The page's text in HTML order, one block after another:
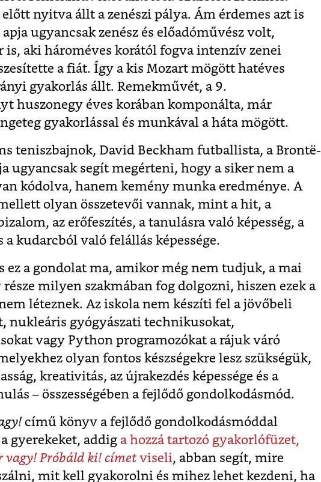
nyitva állt a zenészi pálya. Ám érdemes azt is
ugyancsak zenész és előadóművész volt,
aki hároméves korától fogva intenzív zenei
a fiát. Így a kis Mozart mögött hatéves
gyakorlás állt. Remekművét, a 9.
huszonegy éves korában komponálta, már
gyakorlással és munkával a háta mögött.
teniszbajnok, David Beckham futballista, a Brontë-
ugyancsak segít megérteni, hogy a siker nem a
kódolva, hanem kemény munka eredménye. A
olyan összetevői vannak, mint a hit, a
az erőfeszítés, a tanulásra való képesség, a
kudarcból való felállás képessége.
ez a gondolat ma, amikor még nem tudjuk, a mai
része milyen szakmában fog dolgozni, hiszen ezek a
léteznek. Az iskola nem készíti fel a jövőbeli
nukleáris gyógyászati technikusokat,
vagy Python programozókat a rájuk váró
olyan fontos készségekre lesz szükségük,
kreativitás, az újrakezdés képessége és a
– összességében a fejlődő gondolkodásmód.
című könyv a fejlődő gondolkodásmóddal
gyerekeket, addig a hozzá tartozó gyakorlófüzet,
vagy! Próbáld ki! címetviseli, abban segít, mire
mit kell gyakorolni és mihez lehet kezdeni, ha